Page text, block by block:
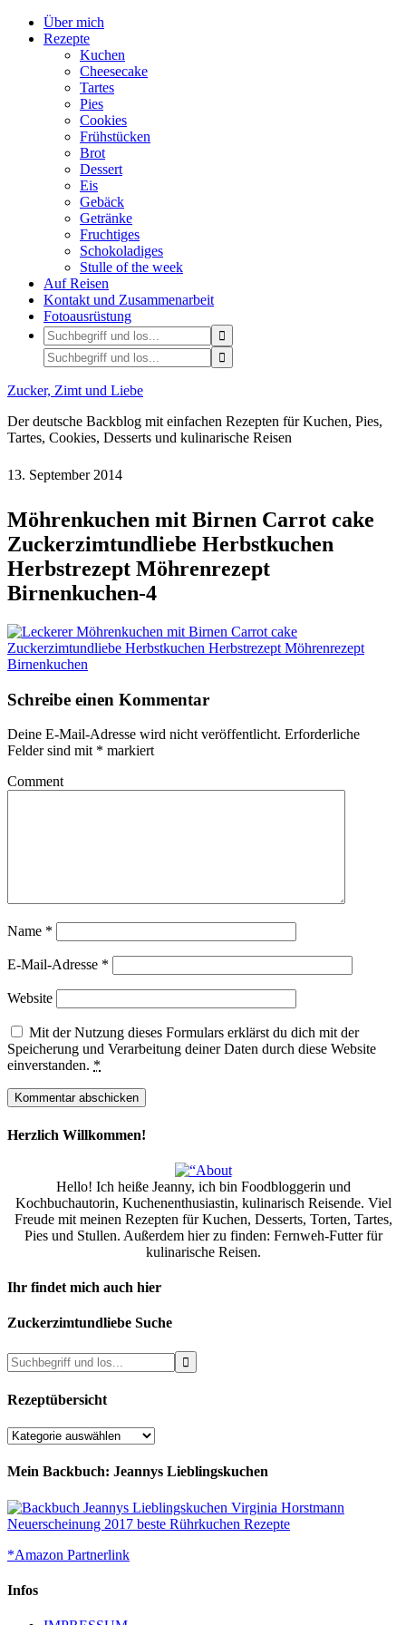
Über mich
Rezepte
Kuchen
Cheesecake
Tartes
Pies
Cookies
Frühstücken
Brot
Dessert
Eis
Gebäck
Getränke
Fruchtiges
Schokoladiges
Stulle of the week
Auf Reisen
Kontakt und Zusammenarbeit
Fotoausrüstung
Zucker, Zimt und Liebe
Der deutsche Backblog mit einfachen Rezepten für Kuchen, Pies,
Tartes, Cookies, Desserts und kulinarische Reisen
13. September 2014
Möhrenkuchen mit Birnen Carrot cake
Zuckerzimtundliebe Herbstkuchen
Herbstrezept Möhrenrezept
Birnenkuchen-4
Schreibe einen Kommentar
Deine E-Mail-Adresse wird nicht veröffentlicht. Erforderliche
Felder sind mit * markiert
Comment
Name *
E-Mail-Adresse *
Website
Mit der Nutzung dieses Formulars erklärst du dich mit der
Speicherung und Verarbeitung deiner Daten durch diese Website
einverstanden. *
Herzlich Willkommen!
Hello! Ich heiße Jeanny, ich bin Foodbloggerin und
Kochbuchautorin, Kuchenenthusiastin, kulinarisch Reisende. Viel
Freude mit meinen Rezepten für Kuchen, Desserts, Torten, Tartes,
Pies und Stullen. Außerdem hier zu finden: Fernweh-Futter für
kulinarische Reisen.
Ihr findet mich auch hier
Zuckerzimtundliebe Suche
Rezeptübersicht
Rezeptübersicht
Mein Backbuch: Jeannys Lieblingskuchen
*Amazon Partnerlink
Infos